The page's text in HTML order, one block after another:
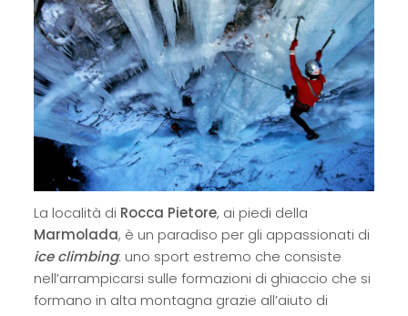
La località di Rocca Pietore, ai piedi della
Marmolada, è un paradiso per gli appassionati di
ice climbing: uno sport estremo che consiste
nell’arrampicarsi sulle formazioni di ghiaccio che si
formano in alta montagna grazie all’aiuto di